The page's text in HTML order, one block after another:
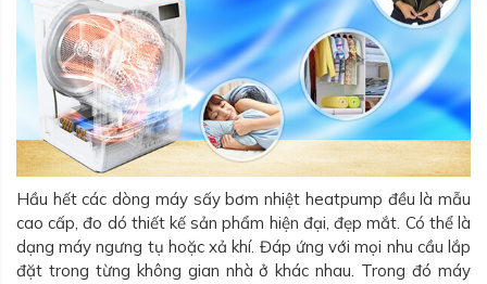
Hầu hết các dòng máy sấy bơm nhiệt heatpump đều là mẫu
cao cấp, đo dó thiết kế sản phẩm hiện đại, đẹp mắt. Có thể là
dạng máy ngưng tụ hoặc xả khí. Đáp ứng với mọi nhu cầu lắp
đặt trong từng không gian nhà ở khác nhau. Trong đó máy